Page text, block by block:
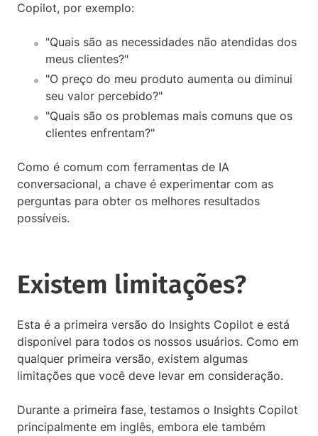
Copilot, por exemplo:
"Quais são as necessidades não atendidas dos
meus clientes?"
"O preço do meu produto aumenta ou diminui
seu valor percebido?"
"Quais são os problemas mais comuns que os
clientes enfrentam?"
Como é comum com ferramentas de IA
conversacional, a chave é experimentar com as
perguntas para obter os melhores resultados
possíveis.
Existem limitações?
Esta é a primeira versão do Insights Copilot e está
disponível para todos os nossos usuários. Como em
qualquer primeira versão, existem algumas
limitações que você deve levar em consideração.
Durante a primeira fase, testamos o Insights Copilot
principalmente em inglês, embora ele também